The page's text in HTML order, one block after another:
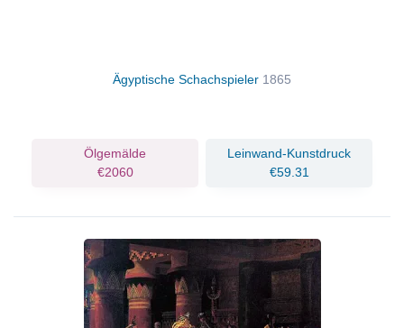
Ägyptische Schachspieler 1865
Ölgemälde
€2060
Leinwand-Kunstdruck
€59.31